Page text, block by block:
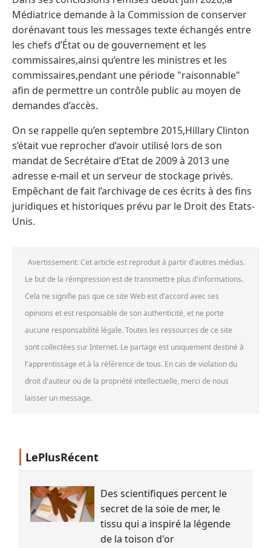
Médiatrice demande à la Commission de conserver
dorénavant tous les messages texte échangés entre
les chefs d’État ou de gouvernement et les
commissaires,ainsi qu’entre les ministres et les
commissaires,pendant une période "raisonnable"
afin de permettre un contrôle public au moyen de
demandes d’accès.
On se rappelle qu’en septembre 2015,Hillary Clinton
s’était vue reprocher d’avoir utilisé lors de son
mandat de Secrétaire d’Etat de 2009 à 2013 une
adresse e-mail et un serveur de stockage privés.
Empêchant de fait l’archivage de ces écrits à des fins
juridiques et historiques prévu par le Droit des Etats-
Unis.
Avertissement: Cet article est reproduit à partir d'autres médias.
Le but de la réimpression est de transmettre plus d'informations.
Cela ne signifie pas que ce site Web est d'accord avec ses
opinions et est responsable de son authenticité, et ne porte
aucune responsabilité légale. Toutes les ressources de ce site
sont collectées sur Internet. Le partage est uniquement destiné à
l'apprentissage et à la référence de tous. En cas de violation du
droit d'auteur ou de la propriété intellectuelle, merci de nous
laisser un message.
LePlusRécent
Des scientifiques percent le
secret de la soie de mer, le
tissu qui a inspiré la légende
de la toison d'or